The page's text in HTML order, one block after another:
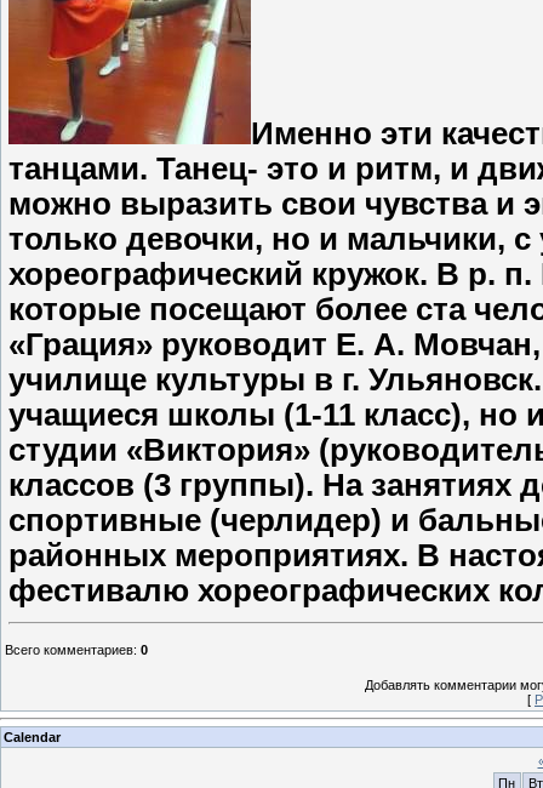
Именно эти
танцами. Танец- это и ритм, и
можно выразить свои чувства и
только девочки, но и мальчики,
хореографический кружок. В р.
которые посещают более ста
«Грация» руководит Е. А.
училище культуры в г.
учащиеся школы (1-11 класс), но
студии «Виктория»
классов (3 группы). На занятиях
спортивные (черлидер) и
районных мероприятиях. В
фестивалю хореографических
Всего комментариев: 0
Добавлять комментарии
[
Calendar
Пн
Вт